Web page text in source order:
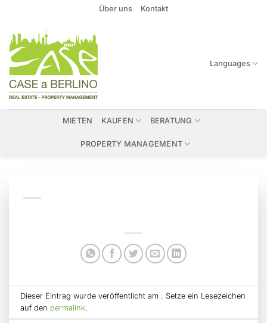
springen
Über uns Kontakt
Languages
MIETEN KAUFEN BERATUNG
PROPERTY MANAGEMENT
Dieser Eintrag wurde veröffentlicht am . Setze ein Lesezeichen
auf den permalink.